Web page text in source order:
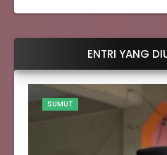
ENTRI YANG
SUMUT